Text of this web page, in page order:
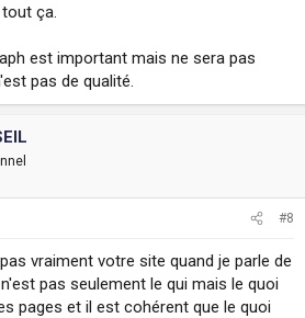
ça.
est important mais ne sera pas
pas de qualité.
#8
vraiment votre site quand je parle de
pas seulement le qui mais le quoi
pages et il est cohérent que le quoi